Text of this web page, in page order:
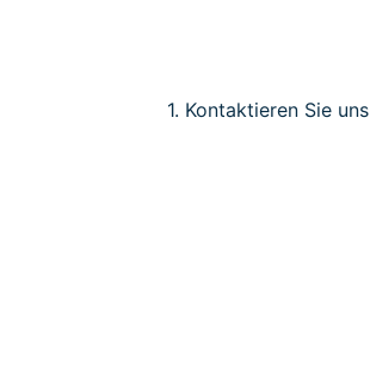
1. Kontaktieren Sie uns